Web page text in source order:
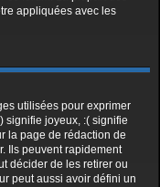
appliquées avec les
utilisées pour exprimer
signifie joyeux, :( signifie
la page de rédaction de
Ils peuvent rapidement
décider de les retirer ou
peut aussi avoir défini un